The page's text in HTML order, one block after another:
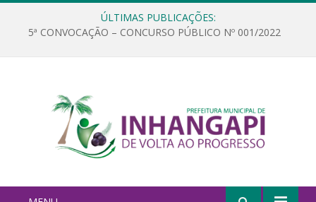
ÚLTIMAS PUBLICAÇÕES:
5ª CONVOCAÇÃO – CONCURSO PÚBLICO Nº 001/2022